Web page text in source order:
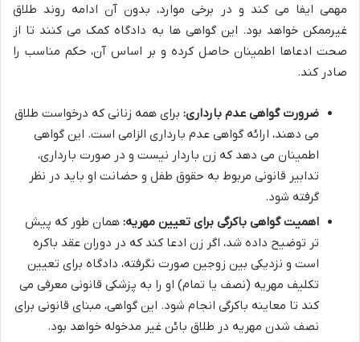
مهمی ایفا می کند و در برخی موارد، بدون آن ادامه روند طلاق
غیرممکن خواهد بود. این گواهی ها به دادگاه کمک می کنند تا از
صحت ادعاها اطمینان حاصل کرده و بر اساس آن، حکم مناسب را
صادر کند.
ضرورت گواهی عدم بارداری: برای همه زنانی که درخواست طلاق
می دهند، ارائه گواهی عدم بارداری الزامی است. این گواهی
اطمینان می دهد که زن باردار نیست و در صورت بارداری،
تدابیر قانونی مربوط به حقوق طفل و حضانت او باید در نظر
گرفته شود.
اهمیت گواهی باکرگی برای تعیین مهریه: همان طور که پیش
تر توضیح داده شد، اگر زن ادعا کند که در دوران عقد باکره
است و نزدیکی بین زوجین صورت نگرفته، دادگاه برای تعیین
تکلیف مهریه (نصف یا تمام) او را به پزشکی قانونی معرفی می
کند تا معاینه باکرگی انجام شود. این گواهی، مبنای قانونی برای
نصف شدن مهریه در طلاق بائن غیر مدخوله خواهد بود.